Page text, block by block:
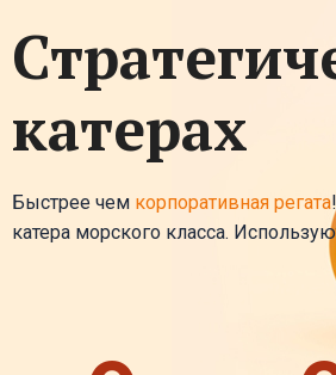
катерах
Быстрее чем корпоративная регата
катера морского класса.